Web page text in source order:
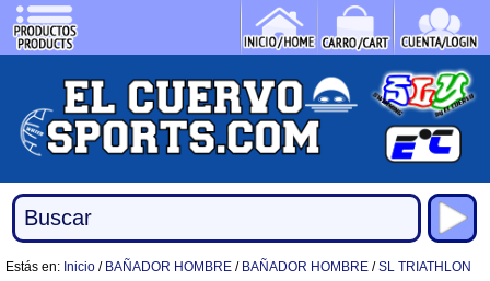
Estás en: Inicio / BAÑADOR HOMBRE / BAÑADOR HOMBRE /SL TRIATHLON